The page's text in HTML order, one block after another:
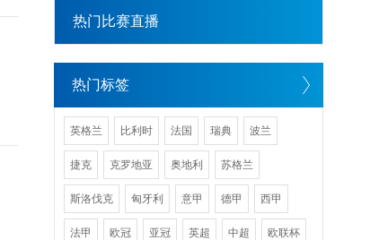
热门比赛直播
热门标签
英格兰 比利时 法国 瑞典 波兰
捷克 克罗地亚 奥地利 苏格兰
斯洛伐克 匈牙利 意甲 德甲 西甲
法甲 欧冠 亚冠 英超 中超 欧联杯